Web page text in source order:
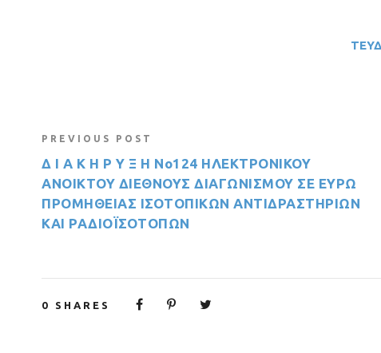
ΤΕΥΔ
PREVIOUS POST
Δ Ι Α Κ Η Ρ Υ Ξ Η Νο124 ΗΛΕΚΤΡΟΝΙΚΟΥ
ΑΝΟΙΚΤΟΥ ΔΙΕΘΝΟΥΣ ΔΙΑΓΩΝΙΣΜΟΥ ΣΕ ΕΥΡΩ
ΠΡΟΜΗΘΕΙΑΣ ΙΣΟΤΟΠΙΚΩΝ ΑΝΤΙΔΡΑΣΤΗΡΙΩΝ
KAI ΡΑΔΙΟΪΣΟΤΟΠΩΝ
0 SHARES